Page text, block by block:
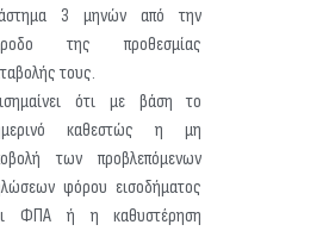
3 μηνών από την
της προθεσμίας
τους.
ότι με βάση το
καθεστώς η μη
των προβλεπόμενων
φόρου εισοδήματος
ΦΠΑ ή η καθυστέρηση